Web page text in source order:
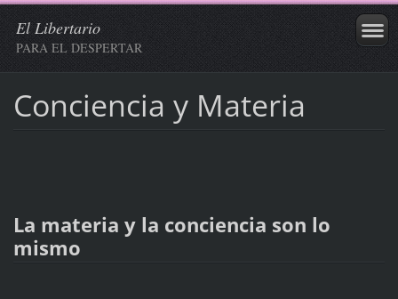
El Libertario
PARA EL DESPERTAR
Conciencia y Materia
La materia y la conciencia son lo
mismo